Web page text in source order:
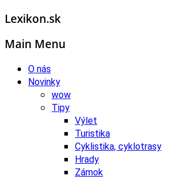
Lexikon.sk
Main Menu
O nás
Novinky
wow
Tipy
Výlet
Turistika
Cyklistika, cyklotrasy
Hrady
Zámok